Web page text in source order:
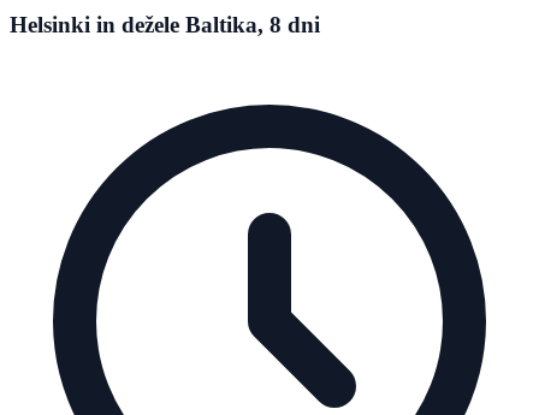
Helsinki in dežele Baltika, 8 dni